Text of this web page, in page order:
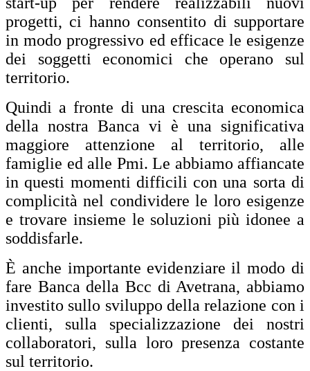
progetti, ci hanno consentito di supportare
in modo progressivo ed efficace le esigenze
dei soggetti economici che operano sul
territorio.
Quindi a fronte di una crescita economica
della nostra Banca vi è una significativa
maggiore attenzione al territorio, alle
famiglie ed alle Pmi. Le abbiamo affiancate
in questi momenti difficili con una sorta di
complicità nel condividere le loro esigenze
e trovare insieme le soluzioni più idonee a
soddisfarle.
È anche importante evidenziare il modo di
fare Banca della Bcc di Avetrana, abbiamo
investito sullo sviluppo della relazione con i
clienti, sulla specializzazione dei nostri
collaboratori, sulla loro presenza costante
sul territorio.